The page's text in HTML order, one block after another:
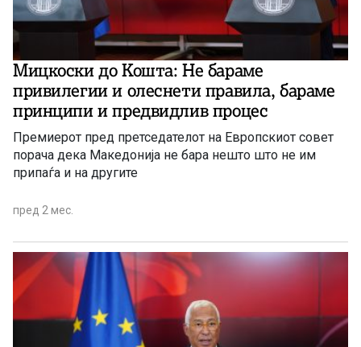
Мицкоски до Кошта: Не бараме
привилегии и олеснети правила, бараме
принципи и предвидлив процес
Премиерот пред претседателот на Европскиот совет
порача дека Македонија не бара нешто што не им
припаѓа и на другите
пред 2 мес.